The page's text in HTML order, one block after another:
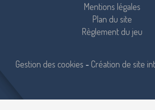
Mentions légales
Plan du site
Règlement du jeu
Gestion des cookies - Création de site